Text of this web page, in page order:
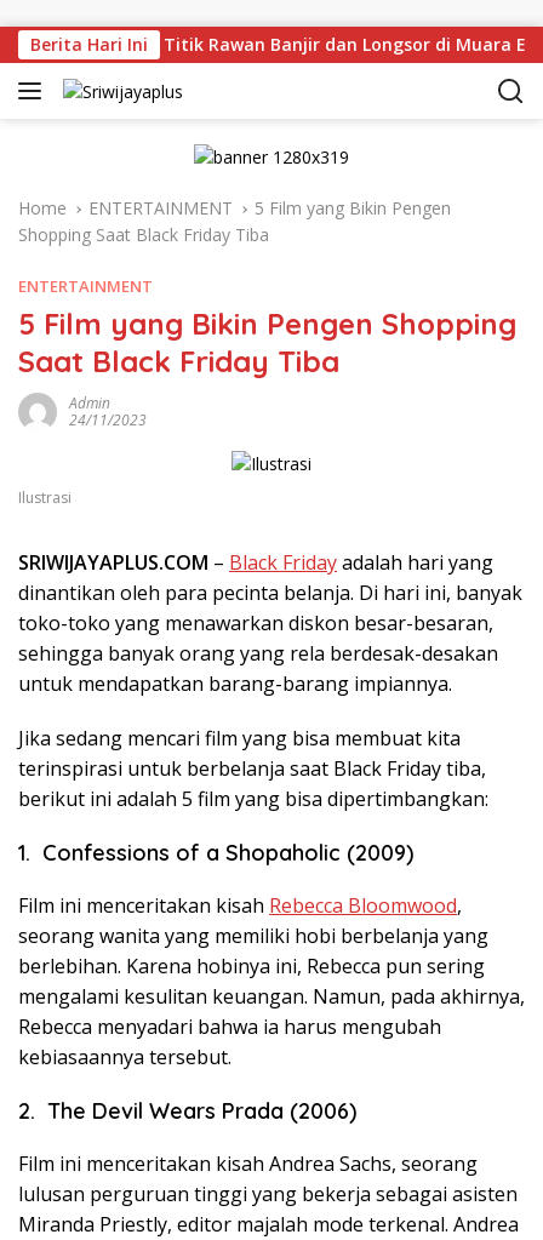
Berita Hari Ini
Langsung Titik Rawan Banjir dan Longsor di Muara
Home ENTERTAINMENT
5 Film yang Bikin Pengen
Shopping Saat Black Friday Tiba
ENTERTAINMENT
5 Film yang Bikin Pengen Shopping
Saat Black Friday Tiba
Admin
24/11/2023
Ilustrasi
SRIWIJAYAPLUS.COM – Black Fridayadalah hari yang
dinantikan oleh para pecinta belanja. Di hari ini, banyak
toko-toko yang menawarkan diskon besar-besaran,
sehingga banyak orang yang rela berdesak-desakan
untuk mendapatkan barang-barang impiannya.
Jika sedang mencari film yang bisa membuat kita
terinspirasi untuk berbelanja saat Black Friday tiba,
berikut ini adalah 5 film yang bisa dipertimbangkan:
1. Confessions of a Shopaholic (2009)
Film ini menceritakan kisah Rebecca Bloomwood,
seorang wanita yang memiliki hobi berbelanja yang
berlebihan. Karena hobinya ini, Rebecca pun sering
mengalami kesulitan keuangan. Namun, pada akhirnya,
Rebecca menyadari bahwa ia harus mengubah
kebiasaannya tersebut.
2. The Devil Wears Prada (2006)
Film ini menceritakan kisah Andrea Sachs, seorang
lulusan perguruan tinggi yang bekerja sebagai asisten
Miranda Priestly, editor majalah mode terkenal. Andrea